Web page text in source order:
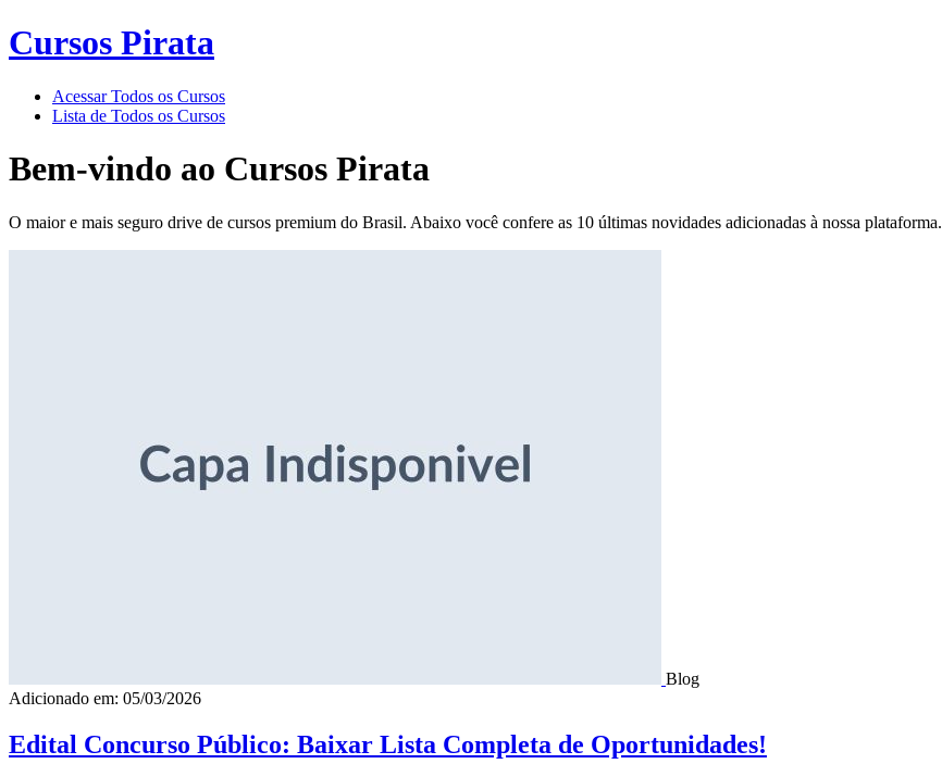
Cursos Pirata
Acessar Todos os Cursos
Lista de Todos os Cursos
Bem-vindo ao Cursos Pirata
O maior e mais seguro drive de cursos premium do Brasil. Abaixo você confere as 10 últimas novidades adicionadas à nossa plataforma.
Blog
Adicionado em: 05/03/2026
Edital Concurso Público: Baixar Lista Completa de Oportunidades!